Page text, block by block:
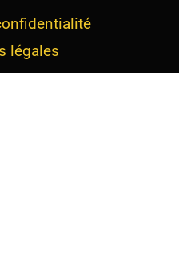
légales